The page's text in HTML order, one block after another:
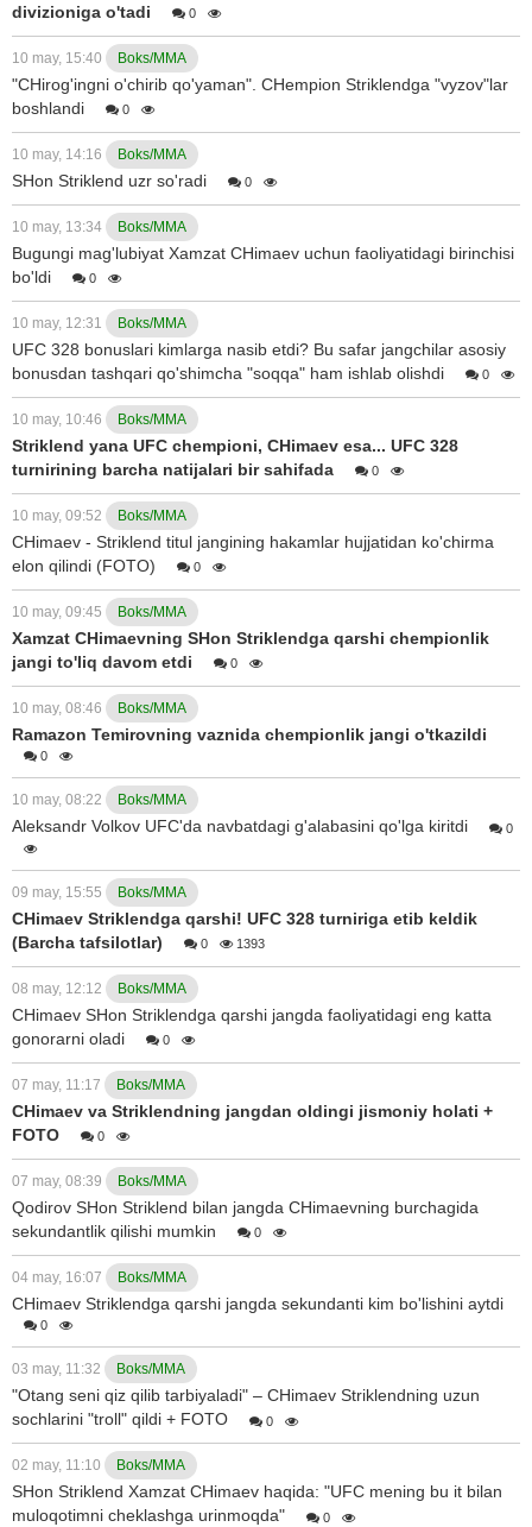
divizioniga o'tadi
0
10 may, 15:40 Boks/MMA
"CHirog'ingni o'chirib qo'yaman". CHempion Striklendga "vyzov"lar
boshlandi
0
10 may, 14:16 Boks/MMA
SHon Striklend uzr so'radi 0
10 may, 13:34 Boks/MMA
Bugungi mag'lubiyat Xamzat CHimaev uchun faoliyatidagi birinchisi
bo'ldi
0
10 may, 12:31 Boks/MMA
UFC 328 bonuslari kimlarga nasib etdi? Bu safar jangchilar asosiy
bonusdan tashqari qo'shimcha "soqqa" ham ishlab olishdi
0
10 may, 10:46 Boks/MMA
Striklend yana UFC chempioni, CHimaev esa... UFC 328
turnirining barcha natijalari bir sahifada
0
10 may, 09:52 Boks/MMA
CHimaev - Striklend titul jangining hakamlar hujjatidan ko'chirma
elon qilindi (FOTO)
0
10 may, 09:45 Boks/MMA
Xamzat CHimaevning SHon Striklendga qarshi chempionlik
jangi to'liq davom etdi
0
10 may, 08:46 Boks/MMA
Ramazon Temirovning vaznida chempionlik jangi o'tkazildi
0
10 may, 08:22 Boks/MMA
Aleksandr Volkov UFC'da navbatdagi g'alabasini qo'lga kiritdi 0
09 may, 15:55 Boks/MMA
CHimaev Striklendga qarshi! UFC 328 turniriga etib keldik
(Barcha tafsilotlar)
0 1393
08 may, 12:12 Boks/MMA
CHimaev SHon Striklendga qarshi jangda faoliyatidagi eng katta
gonorarni oladi
0
07 may, 11:17 Boks/MMA
CHimaev va Striklendning jangdan oldingi jismoniy holati +
FOTO
0
07 may, 08:39 Boks/MMA
Qodirov SHon Striklend bilan jangda CHimaevning burchagida
sekundantlik qilishi mumkin
0
04 may, 16:07 Boks/MMA
CHimaev Striklendga qarshi jangda sekundanti kim bo'lishini aytdi
0
03 may, 11:32 Boks/MMA
"Otang seni qiz qilib tarbiyaladi" – CHimaev Striklendning uzun
sochlarini "troll" qildi + FOTO
0
02 may, 11:10 Boks/MMA
SHon Striklend Xamzat CHimaev haqida: "UFC mening bu it bilan
muloqotimni cheklashga urinmoqda"
0